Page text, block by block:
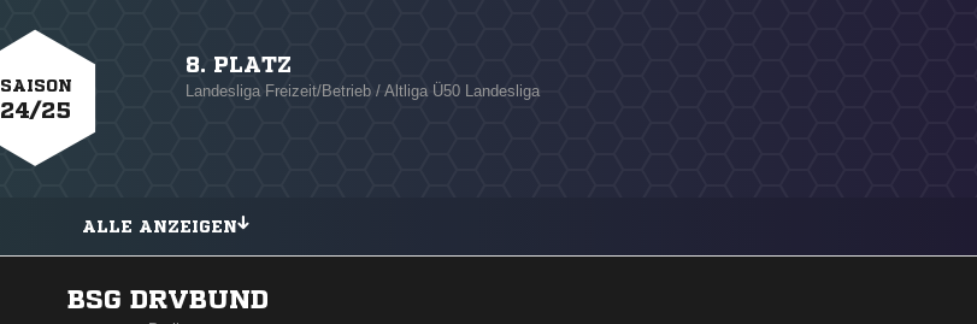
SAISON
24/25
8. PLATZ
Landesliga Freizeit/Betrieb / Altliga Ü50 Landesliga
ALLE ANZEIGEN
BSG DRVBUND